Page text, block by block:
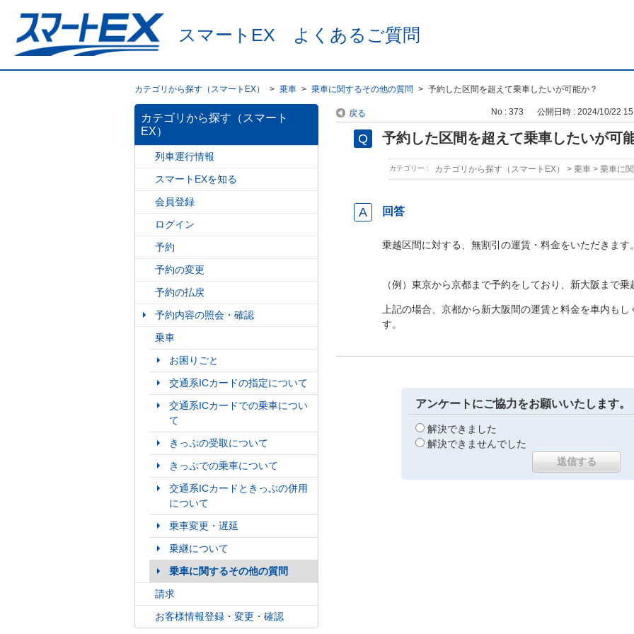
スマートEX よくあるご質問
カテゴリから探す（スマートEX） > 乗車 > 乗車に関するその他の質問 > 予約した区間を超えて乗車したいが可能か？
カテゴリから探す（スマート
EX）
列車運行情報
スマートEXを知る
会員登録
ログイン
予約
予約の変更
予約の払戻
予約内容の照会・確認
乗車
お困りごと
交通系ICカードの指定について
交通系ICカードでの乗車につい
て
きっぷの受取について
きっぷでの乗車について
交通系ICカードときっぷの併用
について
乗車変更・遅延
乗継について
乗車に関するその他の質問
請求
お客様情報登録・変更・確認
戻る No : 373 公開日時 : 2024/10/22
予約した区間を超えて乗車したいが可
カテゴリー : カテゴリから探す（スマートEX） > 乗車> 乗車に
回答
乗越区間に対する、無割引の運賃・料金をいただきます
（例）東京から京都まで予約をしており、新大阪まで乗
上記の場合、京都から新大阪間の運賃と料金を車内も
す。
アンケートにご協力をお願いいたします。
解決できました
解決できませんでした